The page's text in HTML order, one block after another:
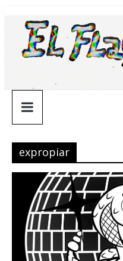
contenido
¯\_(ツ)_/
¯
expropiar